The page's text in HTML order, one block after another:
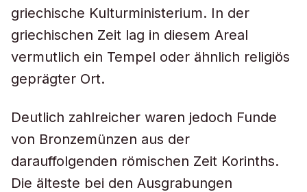
griechische Kulturministerium. In der
griechischen Zeit lag in diesem Areal
vermutlich ein Tempel oder ähnlich religiös
geprägter Ort.
Deutlich zahlreicher waren jedoch Funde
von Bronzemünzen aus der
darauffolgenden römischen Zeit Korinths.
Die älteste bei den Ausgrabungen